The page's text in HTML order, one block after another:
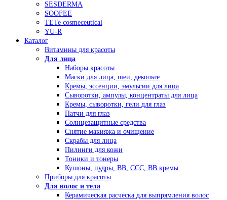
SESDERMA
SOOFEE
TETe cosmeceutical
YU-R
Каталог
Витамины для красоты
Для лица
Наборы красоты
Маски для лица, шеи, декольте
Кремы, эссенции, эмульсии для лица
Сыворотки, ампулы, концентраты для лица
Кремы, сыворотки, гели для глаз
Патчи для глаз
Солнцезащитные средства
Снятие макияжа и очищение
Скрабы для лица
Пилинги для кожи
Тоники и тонеры
Кушоны, пудры, ВВ, ССС, ВВ кремы
Приборы для красоты
Для волос и тела
Керамическая расческа для выпрямления волос